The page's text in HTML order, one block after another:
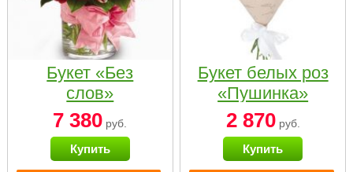
Букет «Без
слов»
7 380 руб.
Купить
Букет белых роз
«Пушинка»
2 870руб.
Купить